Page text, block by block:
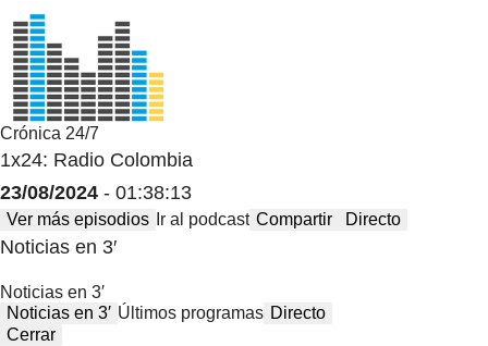
Crónica 24/7
1x24: Radio Colombia
23/08/2024 - 01:38:13
Ver más episodios Ir al podcast Compartir Directo
Noticias en 3′
Noticias en 3′
Noticias en 3′ Últimos programas Directo
Cerrar